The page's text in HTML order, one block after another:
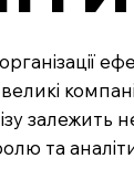
залежить
та